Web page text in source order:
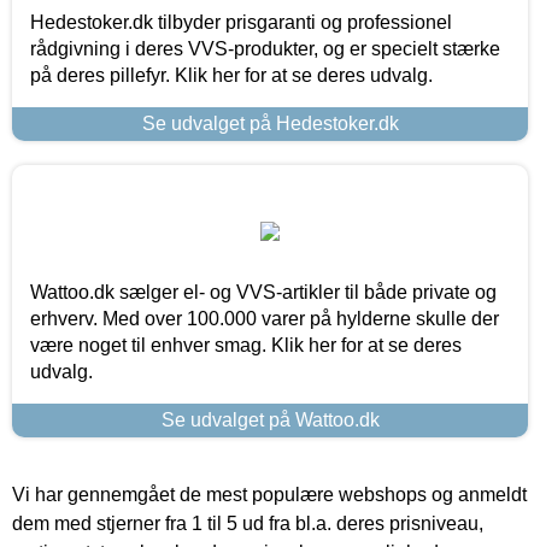
Hedestoker.dk tilbyder prisgaranti og professionel
rådgivning i deres VVS-produkter, og er specielt stærke
på deres pillefyr. Klik her for at se deres udvalg.
Se udvalget på Hedestoker.dk
Wattoo.dk sælger el- og VVS-artikler til både private og
erhverv. Med over 100.000 varer på hylderne skulle der
være noget til enhver smag. Klik her for at se deres
udvalg.
Se udvalget på Wattoo.dk
Vi har gennemgået de mest populære webshops og anmeldt
dem med stjerner fra 1 til 5 ud fra bl.a. deres prisniveau,